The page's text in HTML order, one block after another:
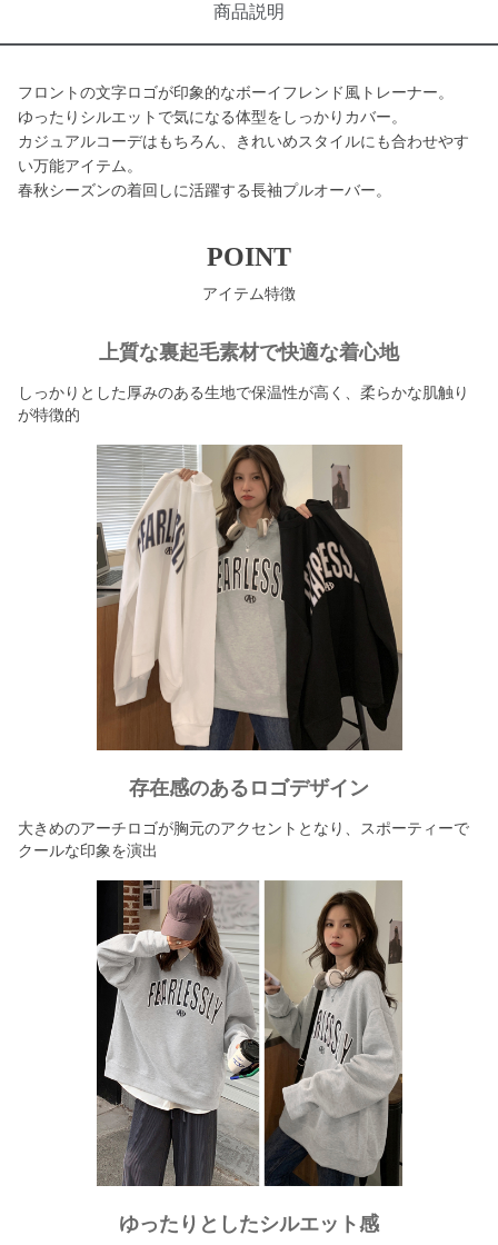
商品説明
フロントの文字ロゴが印象的なボーイフレンド風トレーナー。
ゆったりシルエットで気になる体型をしっかりカバー。
カジュアルコーデはもちろん、きれいめスタイルにも合わせやす
い万能アイテム。
春秋シーズンの着回しに活躍する長袖プルオーバー。
POINT
アイテム特徴
上質な裏起毛素材で快適な着心地
しっかりとした厚みのある生地で保温性が高く、柔らかな肌触り
が特徴的
存在感のあるロゴデザイン
大きめのアーチロゴが胸元のアクセントとなり、スポーティーで
クールな印象を演出
ゆったりとしたシルエット感